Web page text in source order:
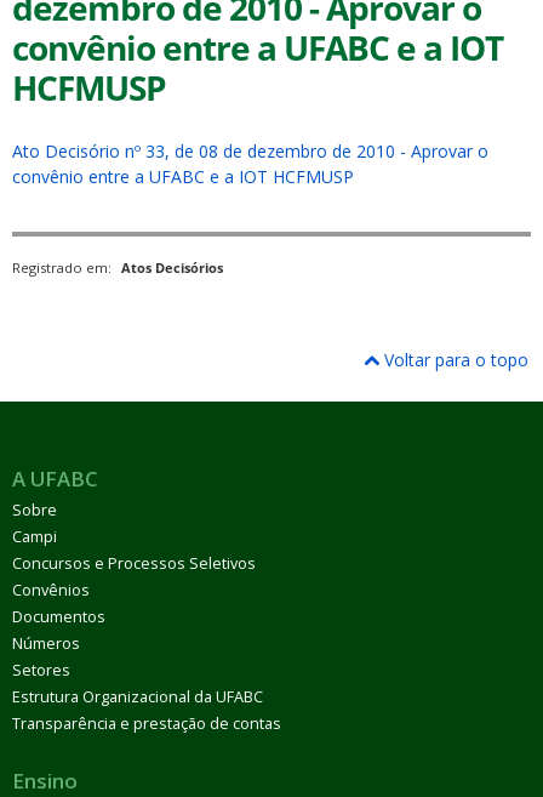
convênio entre a UFABC e a IOT
HCFMUSP
Ato Decisório nº 33, de 08 de dezembro de 2010 - Aprovar o
convênio entre a UFABC e a IOT HCFMUSP
Registrado em: Atos Decisórios
Voltar para o topo
A UFABC
Sobre
Campi
Concursos e Processos Seletivos
Convênios
Documentos
Números
Setores
Estrutura Organizacional da UFABC
Transparência e prestação de contas
Ensino